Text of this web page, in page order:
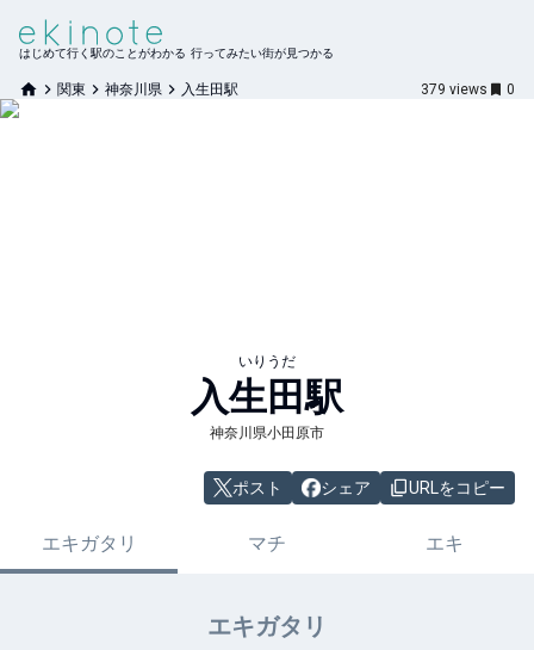
はじめて行く駅のことがわかる 行ってみたい街が見つかる
関東 神奈川県 入生田駅 379 views 0
いりうだ
入生田駅
神奈川県小田原市
ポスト シェア URLをコピー
エキガタリ マチ エキ
エキガタリ